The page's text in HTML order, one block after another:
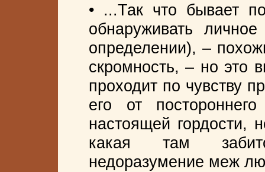
• ...Так что бывает
обнаруживать
определении), –
скромность, – но это
проходит по чувству
его от
настоящей гордости,
какая там
недоразумение меж